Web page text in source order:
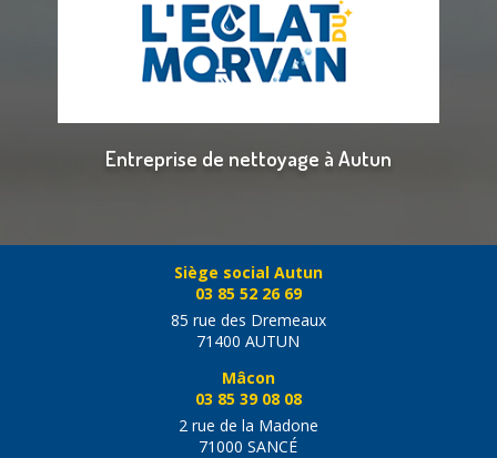
Entreprise de nettoyage à Autun
Siège social Autun
03 85 52 26 69
85 rue des Dremeaux
71400 AUTUN
Mâcon
03 85 39 08 08
2 rue de la Madone
71000 SANCÉ